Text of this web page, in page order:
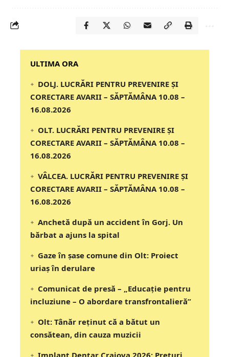
‎‎‎‎‎‎‎ULTIMA ORA
DOLJ. LUCRĂRI PENTRU PREVENIRE ȘI
CORECTARE AVARII – SĂPTĂMÂNA 10.08 –
16.08.2026
OLT. LUCRĂRI PENTRU PREVENIRE ȘI
CORECTARE AVARII – SĂPTĂMÂNA 10.08 –
16.08.2026
VÂLCEA. LUCRĂRI PENTRU PREVENIRE ȘI
CORECTARE AVARII – SĂPTĂMÂNA 10.08 –
16.08.2026
Anchetă după un accident în Gorj. Un
bărbat a ajuns la spital
Gaze în șase comune din Olt: Proiect
uriaș în derulare
Comunicat de presă – „Educație pentru
incluziune – O abordare transfrontalieră”
Olt: Tânăr reţinut că a bătut un
consătean, din cauza muzicii
Implant Dentar Craiova 2026: Preţuri,